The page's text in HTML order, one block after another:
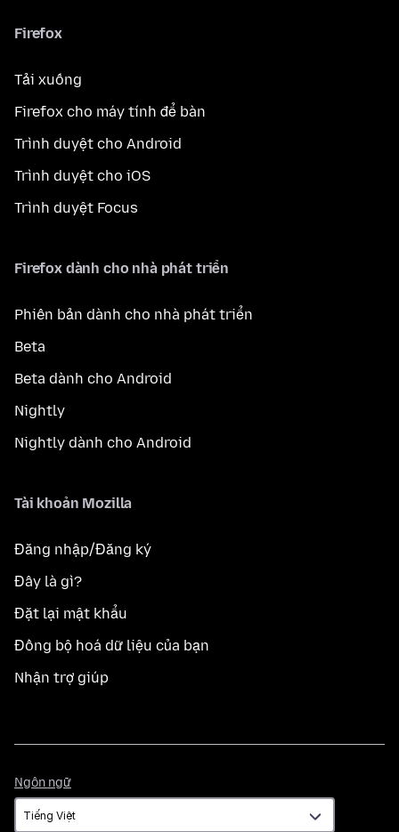
Firefox
Tải xuống
Firefox cho máy tính để bàn
Trình duyệt cho Android
Trình duyệt cho iOS
Trình duyệt Focus
Firefox dành cho nhà phát triển
Phiên bản dành cho nhà phát triển
Beta
Beta dành cho Android
Nightly
Nightly dành cho Android
Tài khoản Mozilla
Đăng nhập/Đăng ký
Đây là gì?
Đặt lại mật khẩu
Đồng bộ hoá dữ liệu của bạn
Nhận trợ giúp
Ngôn ngữ
ngữ